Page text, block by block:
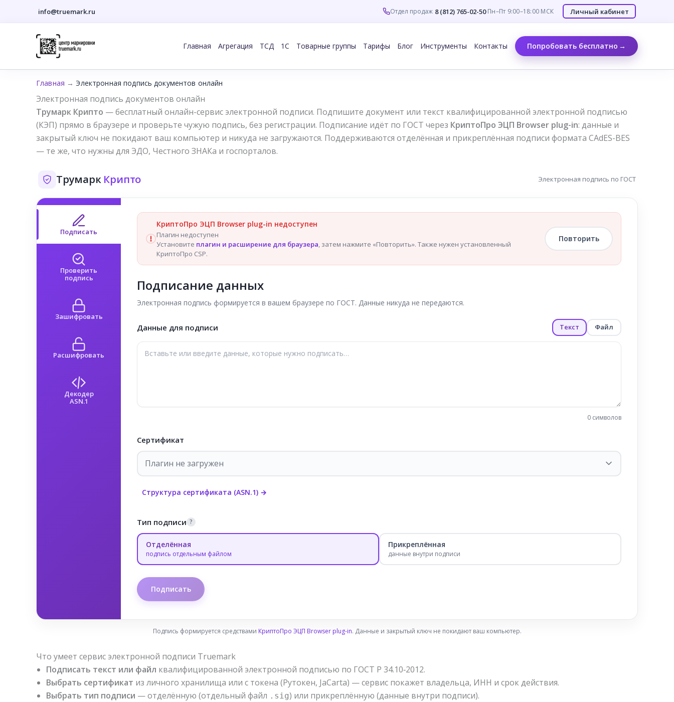
info@truemark.ru Отдел продаж 8 (812) 765-02-50·Пн–Пт 9:00–18:00 МСК Личный кабинет
содержимому
Главная Агрегация ТСД 1С Товарные группы Тарифы Блог Инструменты Контакты Попробовать бесплатно
Главная →Электронная подпись документов онлайн
Электронная подпись документов онлайн
Трумарк Крипто — бесплатный онлайн-сервис электронной подписи. Подпишите документ или текст квалифицированной электронной подписью
(КЭП) прямо в браузере и проверьте чужую подпись, без регистрации. Подписание идёт по ГОСТ через КриптоПро ЭЦП Browser plug-in: данные и
закрытый ключ не покидают ваш компьютер и никуда не загружаются. Поддерживаются отделённая и прикреплённая подписи формата CAdES-BES
— те же, что нужны для ЭДО, Честного ЗНАКа и госпорталов.
Трумарк Крипто Электронная подпись по ГОСТ
Подписать
Проверить
подпись
Зашифровать
Расшифровать
Декодер
ASN.1
КриптоПро ЭЦП Browser plug-in недоступен
Плагин недоступен
Установите плагин и расширение для браузера , затем нажмите «Повторить». Также нужен установленный
КриптоПро CSP.
Повторить
Подписание данных
Электронная подпись формируется в вашем браузере по ГОСТ. Данные никуда не передаются.
Данные для подписи Текст Файл
0 символов
Сертификат
Плагин не загружен
Структура сертификата (ASN.1) →
Тип подписи ?
Отделённая
подпись отдельным файлом
Прикреплённая
данные внутри подписи
Подписать
Подпись формируется средствами КриптоПро ЭЦП Browser plug-in. Данные и закрытый ключ не покидают ваш компьютер.
Что умеет сервис электронной подписи Truemark
Подписать текст или файл квалифицированной электронной подписью по ГОСТ Р 34.10‑2012.
Выбрать сертификат из личного хранилища или с токена (Рутокен, JaCarta) — сервис покажет владельца, ИНН и срок действия.
Выбрать тип подписи — отделённую (отдельный файл .sig) или прикреплённую (данные внутри подписи).